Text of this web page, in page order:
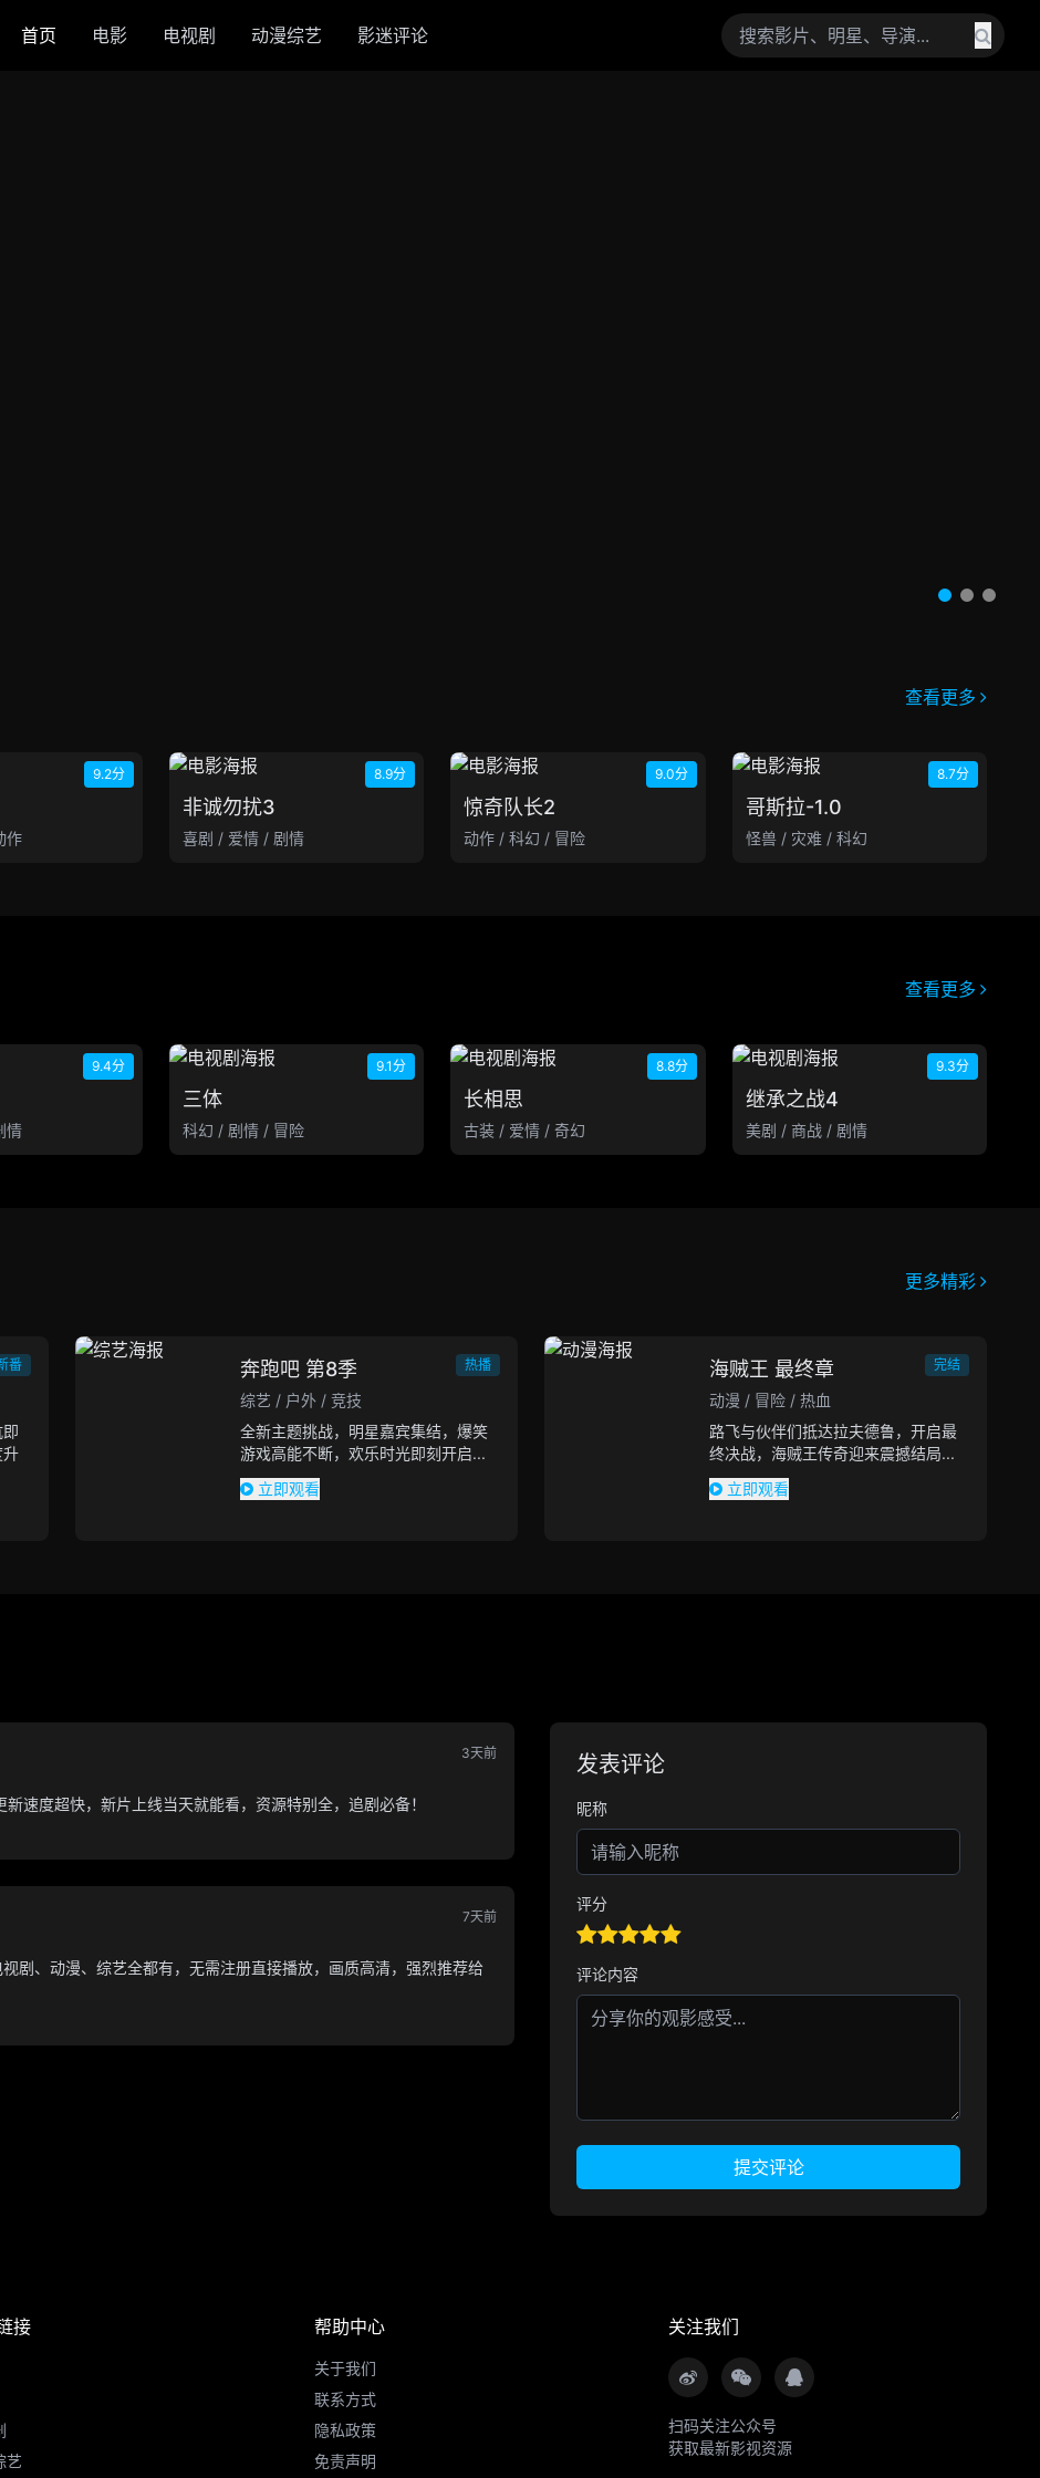
首页 电影 电视剧 动漫综艺 影迷评论
查看更多
9.2分
作
8.9分
非诚勿扰3
喜剧 / 爱情 / 剧情
9.0分
惊奇队长2
动作 / 科幻 / 冒险
8.7分
哥斯拉-1.0
怪兽 / 灾难 / 科幻
查看更多
9.4分
情
9.1分
三体
科幻 / 剧情 / 冒险
8.8分
长相思
古装 / 爱情 / 奇幻
9.3分
继承之战4
美剧 / 商战 / 剧情
更多精彩
番
升
奔跑吧 第8季 热播
综艺 / 户外 / 竞技
全新主题挑战，明星嘉宾集结，爆笑
游戏高能不断，欢乐时光即刻开启...
立即观看
海贼王 最终章 完结
动漫 / 冒险 / 热血
路飞与伙伴们抵达拉夫德鲁，开启最
终决战，海贼王传奇迎来震撼结局...
立即观看
3天前
速度超快，新片上线当天就能看，资源特别全，追剧必备！
7天前
剧、动漫、综艺全都有，无需注册直接播放，画质高清，强烈推荐给
发表评论
昵称
评分
评论内容
提交评论
接
艺
帮助中心
关于我们
联系方式
隐私政策
免责声明
关注我们
扫码关注公众号
获取最新影视资源